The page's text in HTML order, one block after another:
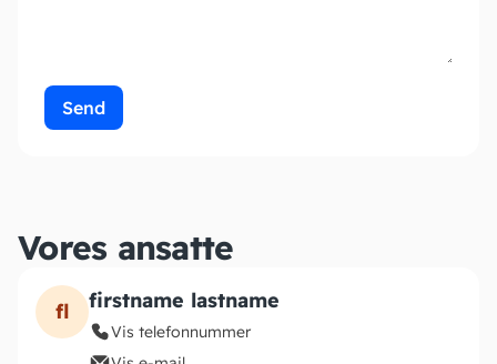
Send
Vores ansatte
fl firstname lastname
Vis telefonnummer